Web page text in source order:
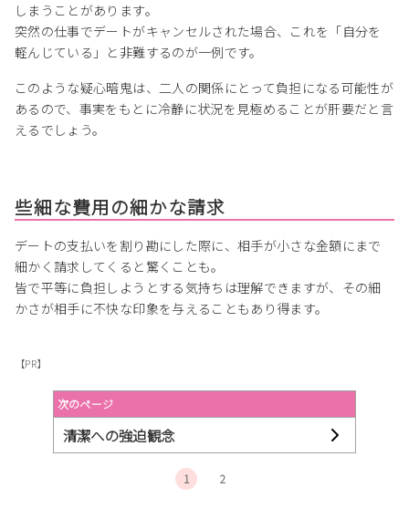
しまうことがあります。
突然の仕事でデートがキャンセルされた場合、これを「自分を
軽んじている」と非難するのが一例です。
このような疑心暗鬼は、二人の関係にとって負担になる可能性が
あるので、事実をもとに冷静に状況を見極めることが肝要だと言
えるでしょう。
些細な費用の細かな請求
デートの支払いを割り勘にした際に、相手が小さな金額にまで
細かく請求してくると驚くことも。
皆で平等に負担しようとする気持ちは理解できますが、その細
かさが相手に不快な印象を与えることもあり得ます。
【PR】
次のページ
清潔への強迫観念
1 2